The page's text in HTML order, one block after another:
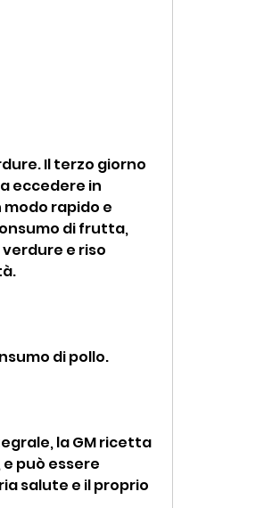
eccedere in
modo rapido e
di frutta,
e riso
di pollo.
la GM ricetta
può essere
salute e il proprio